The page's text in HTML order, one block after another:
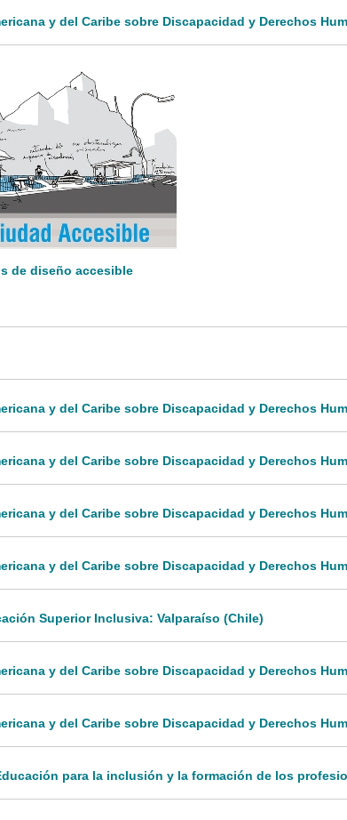
y del Caribe sobre Discapacidad y Derechos
de diseño accesible
y del Caribe sobre Discapacidad y Derechos
y del Caribe sobre Discapacidad y Derechos
y del Caribe sobre Discapacidad y Derechos
y del Caribe sobre Discapacidad y Derechos
Superior Inclusiva: Valparaíso (Chile)
y del Caribe sobre Discapacidad y Derechos
y del Caribe sobre Discapacidad y Derechos
para la inclusión y la formación de los